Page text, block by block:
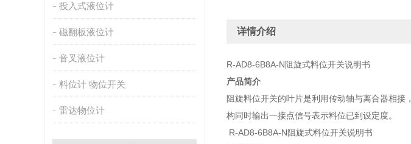
投入式液位计
磁翻板液位计
音叉液位计
料位计 物位开关
雷达物位计
详情介绍
R-AD8-6B8A-N阻旋式料位开关说明书
产品简介
阻旋料位开关的叶片是利用传动轴与离合器相
构同时输出一接点信号表示料位已到设定度。
R-AD8-6B8A-N阻旋式料位开关说明书